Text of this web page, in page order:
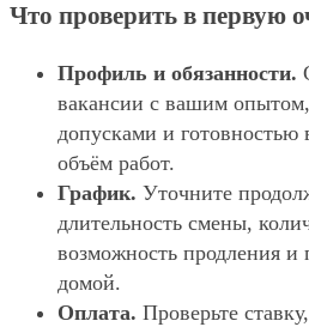
Что проверить в первую
Профиль и обязанности.
вакансии с вашим
допусками и готовностью
объём работ.
График. Уточните
длительность смены,
возможность продления и
домой.
Оплата. Проверьте